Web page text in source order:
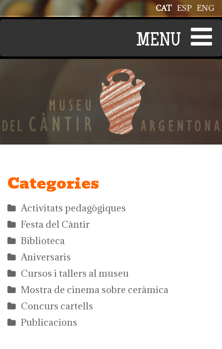
Vés al contingut ENG
ESP
CAT
Categories
Activitats pedagògiques
Festa del Càntir
Biblioteca
Aniversaris
Cursos i tallers al museu
Mostra de cinema sobre ceràmica
Concurs cartells
Publicacions